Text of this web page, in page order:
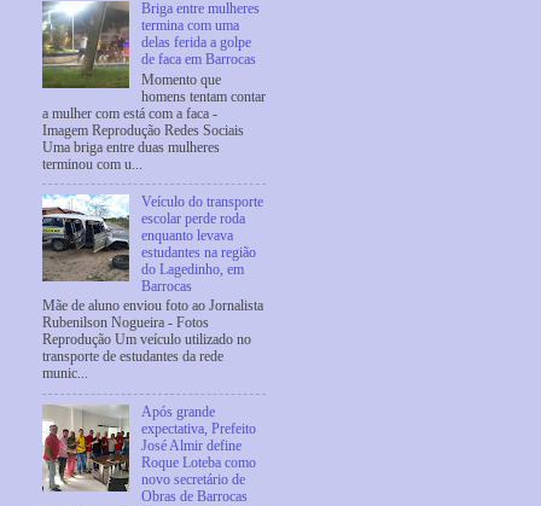
Briga entre mulheres
termina com uma
delas ferida a golpe
de faca em Barrocas
Momento que
homens tentam contar
a mulher com está com a faca -
Imagem Reprodução Redes Sociais
Uma briga entre duas mulheres
terminou com u...
Veículo do transporte
escolar perde roda
enquanto levava
estudantes na região
do Lagedinho, em
Barrocas
Mãe de aluno enviou foto ao Jornalista
Rubenilson Nogueira - Fotos
Reprodução Um veículo utilizado no
transporte de estudantes da rede
munic...
Após grande
expectativa, Prefeito
José Almir define
Roque Loteba como
novo secretário de
Obras de Barrocas